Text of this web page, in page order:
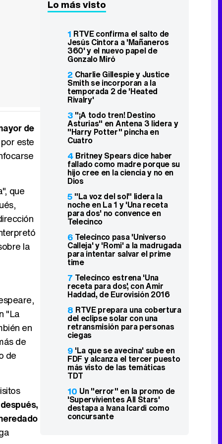
de
este
que
la
"La
en
de
de
Lo más visto
1 RTVE confirma el salto de
Jesús Cintora a 'Mañaneros
360' y el nuevo papel de
Gonzalo Miró
2 Charlie Gillespie y Justice
Smith se incorporan a la
temporada 2 de 'Heated
Rivalry'
3 "¡A todo tren! Destino
Asturias" en Antena 3 lidera y
"Harry Potter" pincha en
Cuatro
4 Britney Spears dice haber
fallado como madre porque su
hijo cree en la ciencia y no en
Dios
5 "La voz del sol" lidera la
noche en La 1 y 'Una receta
para dos' no convence en
Telecinco
6 Telecinco pasa 'Universo
Calleja' y 'Romi' a la madrugada
para intentar salvar el prime
time
7 Telecinco estrena 'Una
receta para dos', con Amir
Haddad, de Eurovisión 2016
8 RTVE prepara una cobertura
del eclipse solar con una
retransmisión para personas
ciegas
9 'La que se avecina' sube en
FDF y alcanza el tercer puesto
más visto de las temáticas
TDT
10 Un "error" en la promo de
'Supervivientes All Stars'
destapa a Ivana Icardi como
concursante